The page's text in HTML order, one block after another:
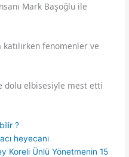
Mark Başoğlu ile
fenomenler ve
dolu elbisesiyle mest etti
?
heyecanı
Koreli Ünlü Yönetmenin 15